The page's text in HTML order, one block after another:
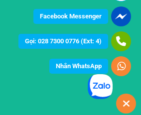
Facebook Messenger
Gọi: 028 7300 0776 (Ext: 4)
Nhắn WhatsApp